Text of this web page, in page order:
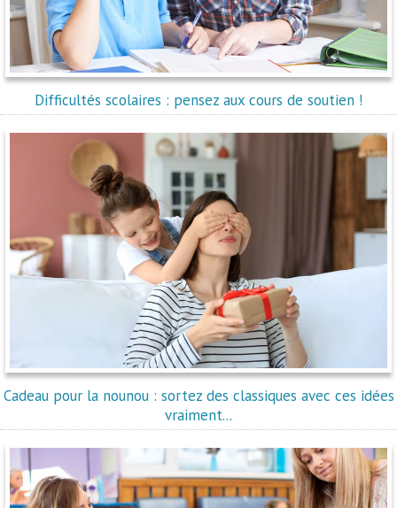
Difficultés scolaires : pensez aux cours de soutien !
Cadeau pour la nounou : sortez des classiques avec ces idées
vraiment...